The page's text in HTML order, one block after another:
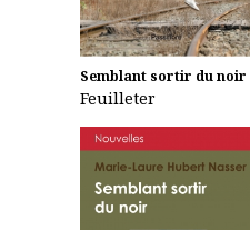
Semblant sortir du noir
Feuilleter